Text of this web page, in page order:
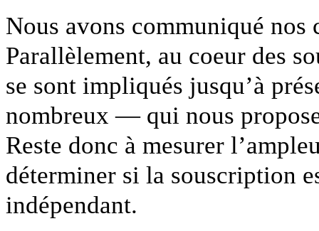
Nous avons communiqué nos
Parallèlement, au coeur des
se sont impliqués jusqu’à
nombreux — qui nous
Reste donc à mesurer
déterminer si la souscription
indépendant.